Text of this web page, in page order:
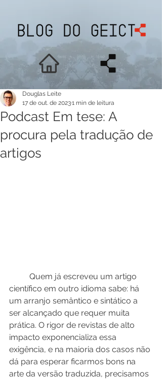
Podcast Em tese: A
procura pela tradução de
artigos
Douglas Leite
17 de out. de 20231 min de leitura
científico em outro idioma sabe: há
um arranjo semântico e sintático a
ser alcançado que requer muita
prática. O rigor de revistas de alto
impacto exponencializa essa
exigência, e na maioria dos casos não
dá para esperar ficarmos bons na
arte da versão traduzida, precisamos